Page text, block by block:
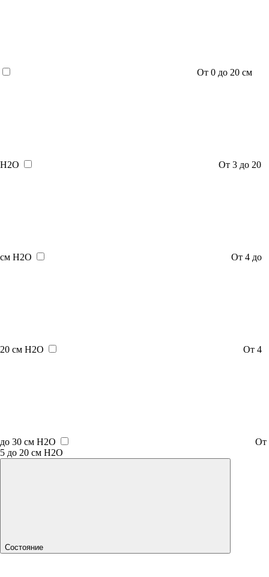
От 0 до 20 см
H2O От 3 до 20
см H2O От 4 до
20 см H2O От 4
до 30 см H2O
От
5 до 20 см H2O
Состояние